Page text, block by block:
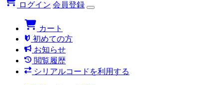
ログイン 会員登録
カート
初めての方
お知らせ
閲覧履歴
シリアルコードを利用する